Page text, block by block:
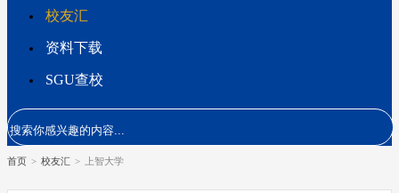
校友汇
资料下载
SGU查校
首页 > 校友汇 > 上智大学